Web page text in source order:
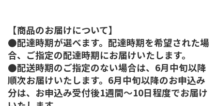
【商品のお届けについて】
●配達時期が選べます。配達時期を希望された場
合、ご指定の配達時期にお届けいたします。
●配送時期のご指定のない場合は、6月中旬以降
順次お届けいたします。6月中旬以降のお申込み
分は、お申込み受付後1週間～10日程度でお届け